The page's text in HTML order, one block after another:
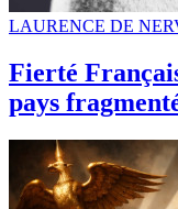
LAURENCE DE
Fierté
pays